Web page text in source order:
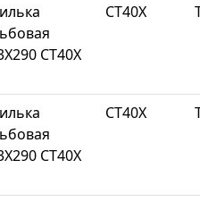
СТ40Х
СТ40Х
СТ40Х
СТ40Х